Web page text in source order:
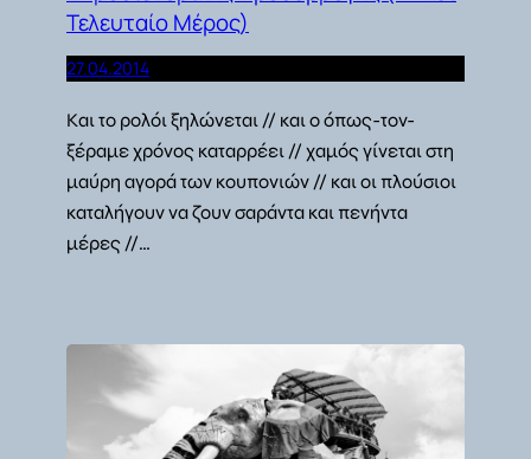
Τελευταίο Μέρος)
27.04.2014
Και το ρολόι ξηλώνεται // και ο όπως-τον-
ξέραμε χρόνος καταρρέει // χαμός γίνεται στη
μαύρη αγορά των κουπονιών // και οι πλούσιοι
καταλήγουν να ζουν σαράντα και πενήντα
μέρες //…